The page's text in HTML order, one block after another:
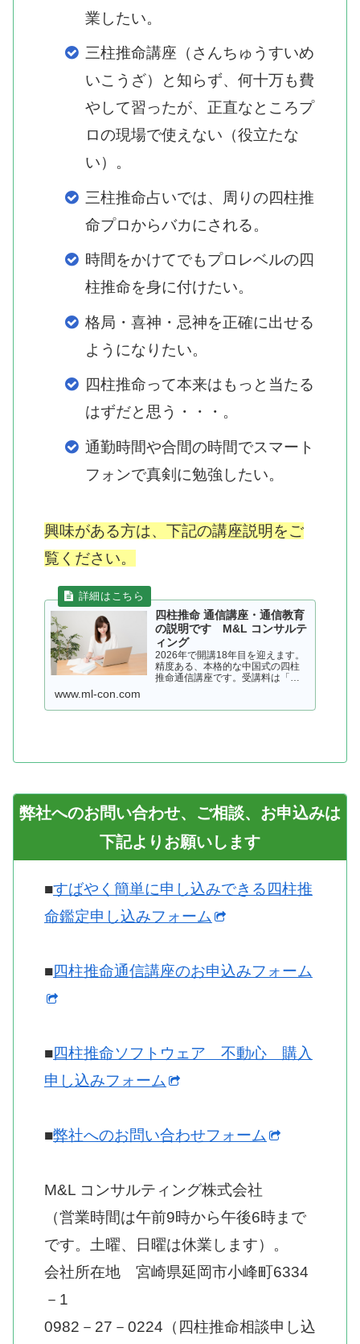
業したい。
三柱推命講座（さんちゅうすいめ
いこうざ）と知らず、何十万も費
やして習ったが、正直なところプ
ロの現場で使えない（役立たな
い）。
三柱推命占いでは、周りの四柱推
命プロからバカにされる。
時間をかけてでもプロレベルの四
柱推命を身に付けたい。
格局・喜神・忌神を正確に出せる
ようになりたい。
四柱推命って本来はもっと当たる
はずだと思う・・・。
通勤時間や合間の時間でスマート
フォンで真剣に勉強したい。
興味がある方は、下記の講座説明をご
覧ください。
四柱推命 通信講座・通信教育
の説明です M&L コンサルテ
ィング
2026年で開講18年目を迎えます。
精度ある、本格的な中国式の四柱
推命通信講座です。受講料は「月
っ…
www.ml-con.com
弊社へのお問い合わせ、ご相談、お申込みは
下記よりお願いします
■すばやく簡単に申し込みできる四柱推
命鑑定申し込みフォーム
■四柱推命通信講座のお申込みフォーム
■四柱推命ソフトウェア 不動心 購入
申し込みフォーム
■弊社へのお問い合わせフォーム
M&L コンサルティング株式会社
（営業時間は午前9時から午後6時まで
です。土曜、日曜は休業します）。
会社所在地 宮崎県延岡市小峰町6334
－1
0982－27－0224（四柱推命相談申し込